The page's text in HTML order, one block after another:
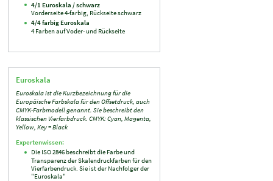
4/1 Euroskala / schwarz
Vorderseite 4-farbig, Rückseite schwarz
4/4 farbig Euroskala
4 Farben auf Voder- und Rückseite
Euroskala
Euroskala ist die Kurzbezeichnung für die
Europäische Farbskala für den Offsetdruck, auch
CMYK-Farbmodell genannt. Sie beschreibt den
klassischen Vierfarbdruck. CMYK: Cyan, Magenta,
Yellow, Key = Black
Expertenwissen:
Die ISO 2846 beschreibt die Farbe und
Transparenz der Skalendruckfarben für den
Vierfarbendruck. Sie ist der Nachfolger der
"Euroskala"